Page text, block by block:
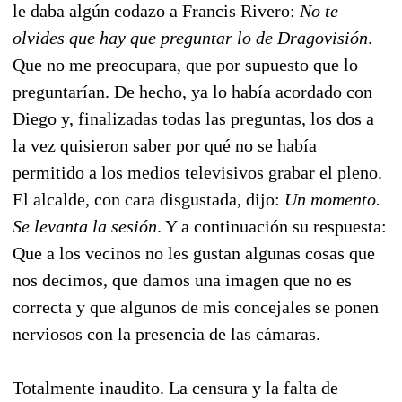
le daba algún codazo a Francis Rivero: No te
olvides que hay que preguntar lo de Dragovisión.
Que no me preocupara, que por supuesto que lo
preguntarían. De hecho, ya lo había acordado con
Diego y, finalizadas todas las preguntas, los dos a
la vez quisieron saber por qué no se había
permitido a los medios televisivos grabar el pleno.
El alcalde, con cara disgustada, dijo: Un momento.
Se levanta la sesión. Y a continuación su respuesta:
Que a los vecinos no les gustan algunas cosas que
nos decimos, que damos una imagen que no es
correcta y que algunos de mis concejales se ponen
nerviosos con la presencia de las cámaras.
Totalmente inaudito. La censura y la falta de